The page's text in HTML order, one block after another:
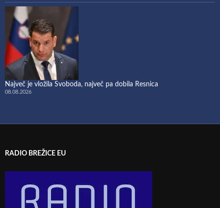
Največ je vložila Svoboda, največ pa dobila Resnica
08.08.2026
RADIO BREŽICE EU